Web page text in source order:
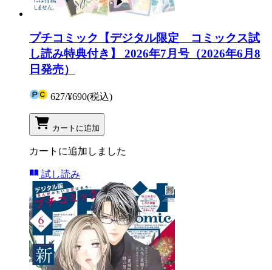
プチコミック【デジタル限定 コミックス試
し読み特典付き】 2026年7月号（2026年6月8
日発売）
627/¥690(税込)
カートに追加
カートに追加しました
試し読み